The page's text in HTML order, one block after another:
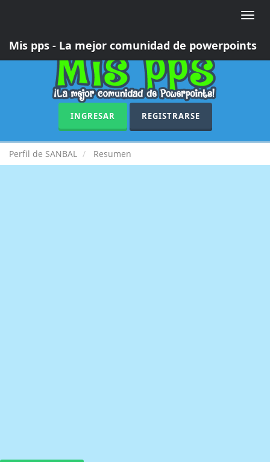
Toggle
Mis pps - La mejor comunidad de powerpoints
INGRESAR REGISTRARSE
Perfil de SANBAL Resumen